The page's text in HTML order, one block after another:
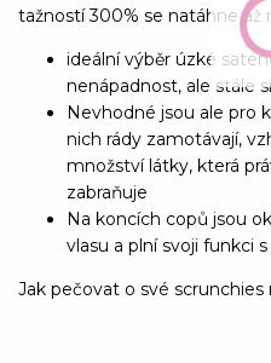
tažností 300% se natáhne až
ideální výběr úzké
nenápadnost, ale stále
Nevhodné jsou ale pro
nich rády zamotávají,
množství látky, která
zabraňuje
Na koncích copů jsou
vlasu a plní svoji funkci
Jak pečovat o své scrunchies